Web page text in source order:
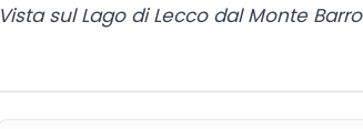
Vista sul Lago di Lecco dal Monte Barro